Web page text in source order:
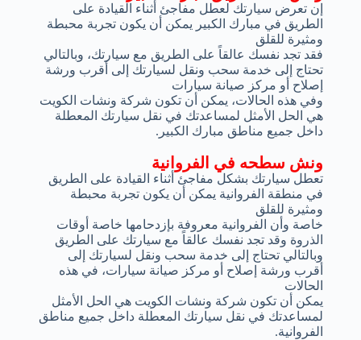
ونش سطحه في الفروانية
تعطل سيارتك بشكل مفاجئ أثناء القيادة على الطريق
في منطقة الفروانية يمكن أن يكون تجربة محبطة
ومثيرة للقلق
خاصة وأن الفروانية معروفة بإزدحامها خاصة أوقات
الذروة وقد تجد نفسك عالقاً مع سيارتك على الطريق
وبالتالي تحتاج إلى خدمة سحب ونقل لسيارتك إلى
أقرب ورشة إصلاح أو مركز صيانة سيارات، في هذه
الحالات
يمكن أن تكون شركة ونشات الكويت هي الحل الأمثل
لمساعدتك في نقل سيارتك المعطلة داخل جميع مناطق
الفروانية.
إن تعرض سيارتك لعطل مفاجئ أثناء القيادة على
الطريق في مبارك الكبير يمكن أن يكون تجربة محبطة
ومثيرة للقلق
فقد تجد نفسك عالقاً على الطريق مع سيارتك، وبالتالي
تحتاج إلى خدمة سحب ونقل لسيارتك إلى أقرب ورشة
إصلاح أو مركز صيانة سيارات
وفي هذه الحالات، يمكن أن تكون شركة ونشات الكويت
هي الحل الأمثل لمساعدتك في نقل سيارتك المعطلة
داخل جميع مناطق مبارك الكبير.